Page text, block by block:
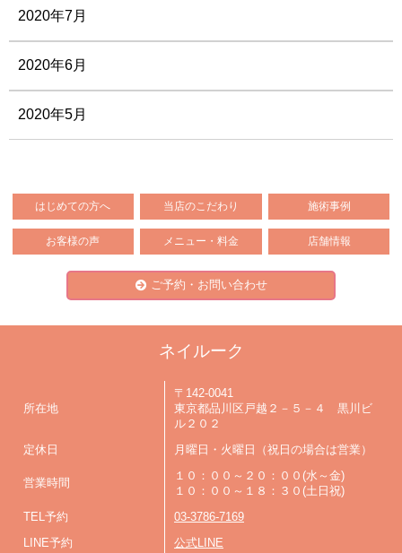
2020年7月
2020年6月
2020年5月
はじめての方へ 当店のこだわり 施術事例
お客様の声 メニュー・料金 店舗情報
ご予約・お問い合わせ
ネイルーク
所在地
〒142-0041
東京都品川区戸越２－５－４ 黒川ビ
ル２０２
定休日 月曜日・火曜日（祝日の場合は営業）
営業時間
１０：００～２０：００(水～金)
１０：００～１８：３０(土日祝)
TEL予約 03-3786-7169
LINE予約 公式LINE